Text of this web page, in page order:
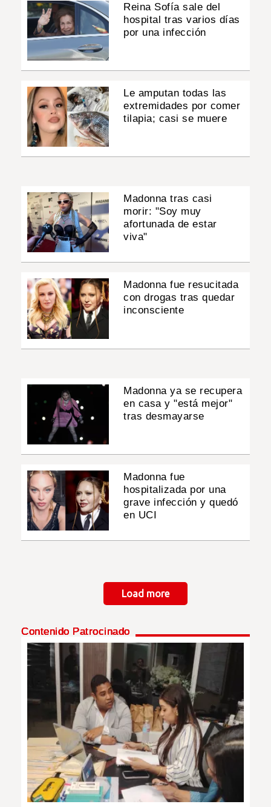
Reina Sofía sale del
hospital tras varios días
por una infección
Le amputan todas las
extremidades por comer
tilapia; casi se muere
Madonna tras casi
morir: "Soy muy
afortunada de estar
viva"
Madonna fue resucitada
con drogas tras quedar
inconsciente
Madonna ya se recupera
en casa y "está mejor"
tras desmayarse
Madonna fue
hospitalizada por una
grave infección y quedó
en UCI
Load more
Contenido Patrocinado